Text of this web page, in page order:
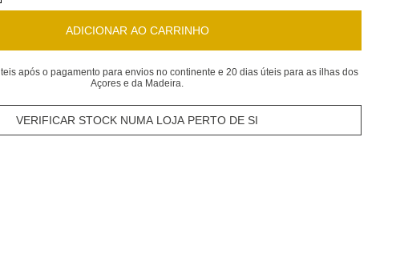
ADICIONAR AO CARRINHO
após o pagamento para envios no continente e 20 dias úteis para as ilhas dos
Açores e da Madeira.
VERIFICAR STOCK NUMA LOJA PERTO DE SI